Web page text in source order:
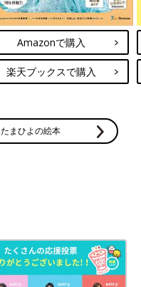
Amazonで購入
楽天ブックスで購入
たまひよの絵本